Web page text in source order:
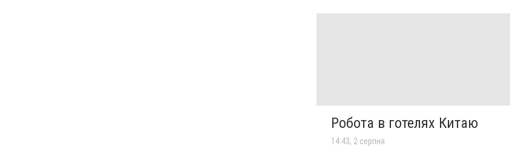
Робота в готелях Китаю
14:43, 2 серпня